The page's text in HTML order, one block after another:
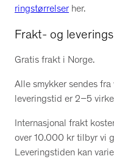
ringstørrelser her.
Frakt- og
Gratis frakt i Norge.
Alle smykker sendes
leveringstid er 2–5
Internasjonal frakt
over 10.000 kr tilbyr vi
Leveringstiden kan